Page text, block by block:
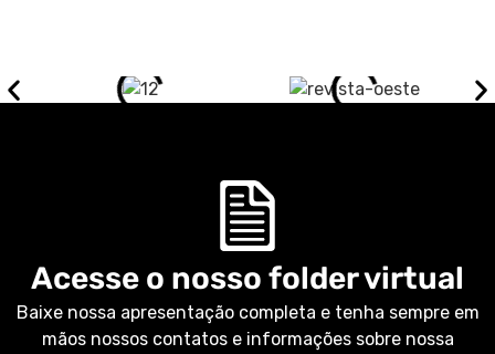
Acesse o nosso folder virtual
Baixe nossa apresentação completa e tenha sempre em
mãos nossos contatos e informações sobre nossa